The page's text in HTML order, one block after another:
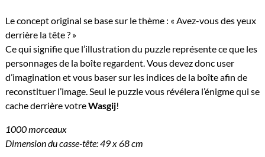
Le concept original se base sur le thème : « Avez-vous des yeux
derrière la tête ? »
Ce qui signifie que l’illustration du puzzle représente ce que les
personnages de la boîte regardent. Vous devez donc user
d’imagination et vous baser sur les indices de la boîte afin de
reconstituer l’image. Seul le puzzle vous révélera l’énigme qui se
cache derrière votreWasgij!
1000 morceaux
Dimension du casse-tête: 49 x 68 cm